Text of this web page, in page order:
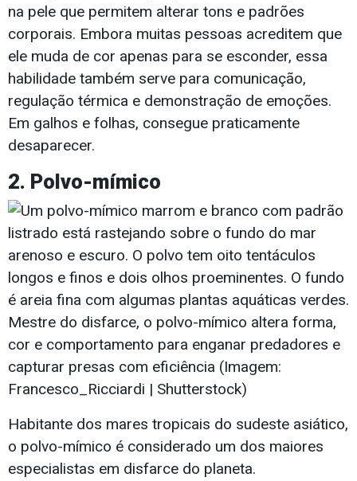
na pele que permitem alterar tons e padrões
corporais. Embora muitas pessoas acreditem que
ele muda de cor apenas para se esconder, essa
habilidade também serve para comunicação,
regulação térmica e demonstração de emoções.
Em galhos e folhas, consegue praticamente
desaparecer.
2. Polvo-mímico
Mestre do disfarce, o polvo-mímico altera forma,
cor e comportamento para enganar predadores e
capturar presas com eficiência (Imagem:
Francesco_Ricciardi | Shutterstock)
Habitante dos mares tropicais do sudeste asiático,
o polvo-mímico é considerado um dos maiores
especialistas em disfarce do planeta.